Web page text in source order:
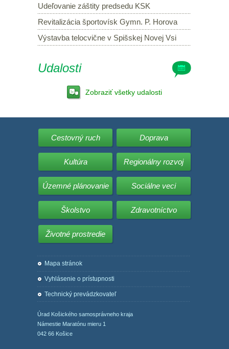
Udeľovanie záštity predsedu KSK
Revitalizácia športovísk Gymn. P. Horova
Výstavba telocvične v Spišskej Novej Vsi
Udalosti
Zobraziť všetky udalosti
Cestovný ruch Doprava
Kultúra Regionálny rozvoj
Územné plánovanie Sociálne veci
Školstvo Zdravotníctvo
Životné prostredie
Mapa stránok
Vyhlásenie o prístupnosti
Technický prevádzkovateľ
Úrad Košického samosprávneho kraja
Námestie Maratónu mieru 1
042 66 Košice